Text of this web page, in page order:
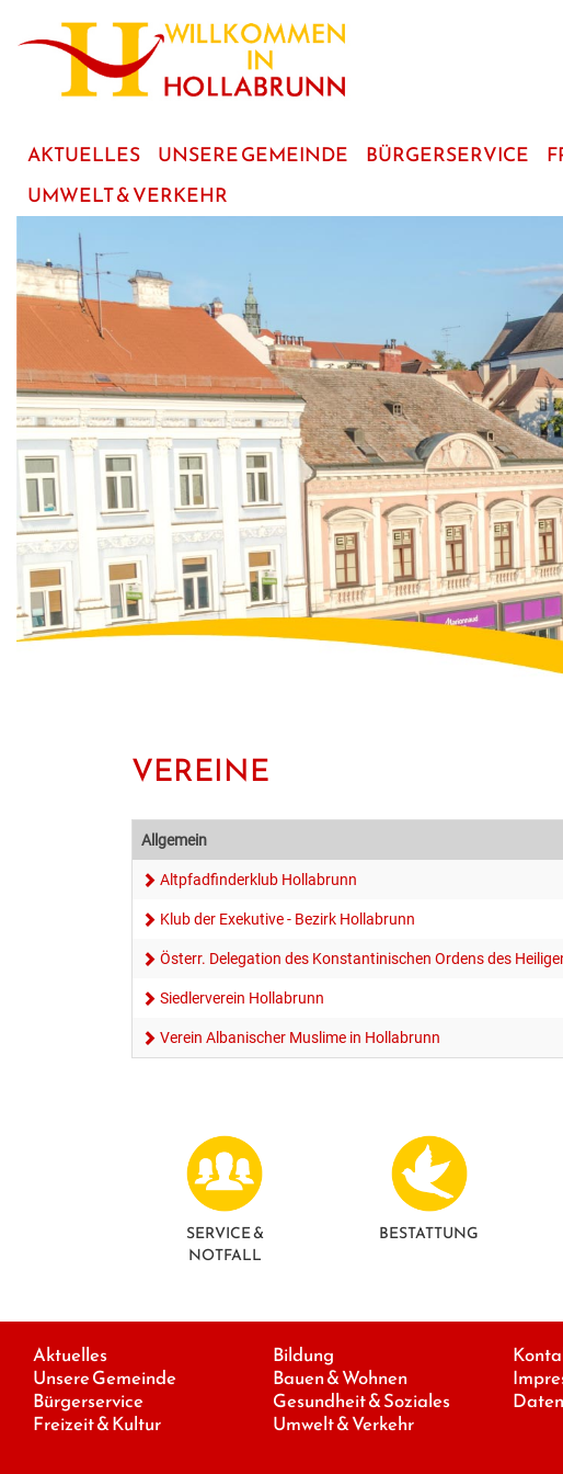
Hauptinhalt
AKTUELLES UNSERE GEMEINDE BÜRGERSERVICE
UMWELT & VERKEHR
VEREINE
Allgemein
Altpfadfinderklub Hollabrunn
Klub der Exekutive - Bezirk Hollabrunn
Österr. Delegation des Konstantinischen Ordens des
Siedlerverein Hollabrunn
Verein Albanischer Muslime in Hollabrunn
SERVICE &
NOTFALL
BESTATTUNG
Aktuelles
Unsere Gemeinde
Bürgerservice
Freizeit & Kultur
Bildung
Bauen & Wohnen
Gesundheit & Soziales
Umwelt & Verkehr